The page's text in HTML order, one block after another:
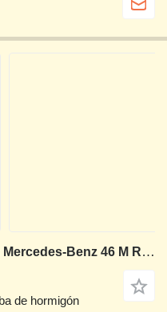
Putzmeister 46 m en el chasis Mercedes-Benz 46 M Rare Find Original German Engineered
de hormigón